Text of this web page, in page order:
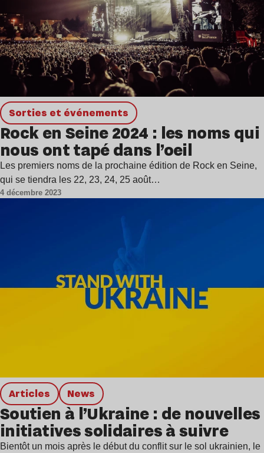
Sorties et événements
Rock en Seine 2024 : les noms qui
nous ont tapé dans l’oeil
Les premiers noms de la prochaine édition de Rock en Seine,
qui se tiendra les 22, 23, 24, 25 août…
4 décembre 2023
Articles news
Soutien à l’Ukraine : de nouvelles
initiatives solidaires à suivre
Bientôt un mois après le début du conflit sur le sol ukrainien, le